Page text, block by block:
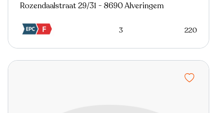
Rozendaalstraat 29/31 - 8690 Alveringem
3 220